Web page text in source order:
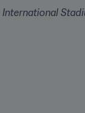
International